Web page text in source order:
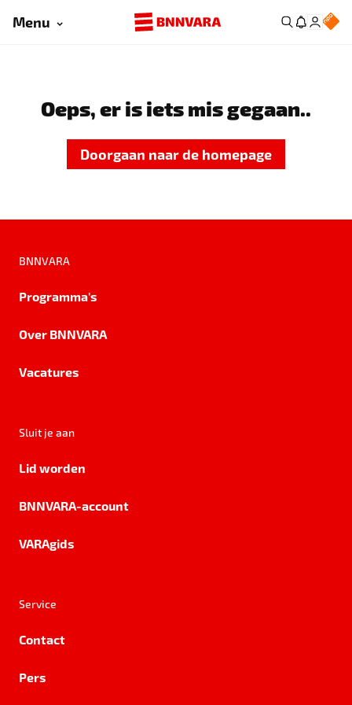
Menu
Oeps, er is iets mis gegaan..
Doorgaan naar de homepage
BNNVARA
Programma's
Over BNNVARA
Vacatures
Sluit je aan
Lid worden
BNNVARA-account
VARAgids
Service
Contact
Pers